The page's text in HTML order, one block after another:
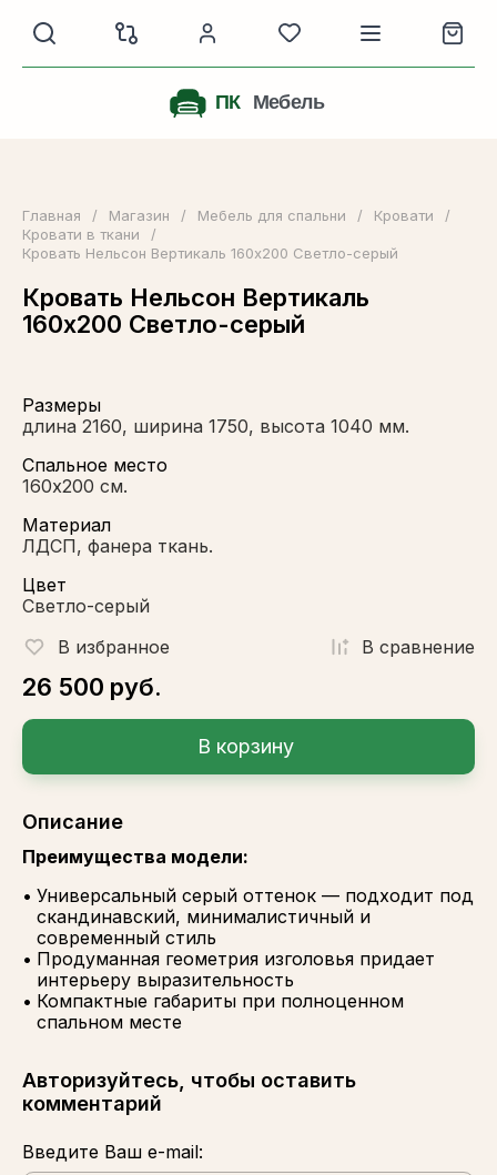
Главная / Магазин / Мебель для спальни / Кровати
/
Кровати в ткани
/
Кровать Нельсон Вертикаль 160х200 Светло-серый
Кровать Нельсон Вертикаль
160х200 Светло-серый
Размеры
длина 2160, ширина 1750, высота 1040 мм.
Спальное место
160х200 см.
Материал
ЛДСП, фанера ткань.
Цвет
Светло-серый
В избранное
В сравнениe
26 500 руб.
В корзину
Описание
Преимущества модели:
Универсальный серый оттенок — подходит под
скандинавский, минималистичный и
современный стиль
Продуманная геометрия изголовья придает
интерьеру выразительность
Компактные габариты при полноценном
спальном месте
Авторизуйтесь, чтобы оставить
комментарий
Введите Ваш e-mail: